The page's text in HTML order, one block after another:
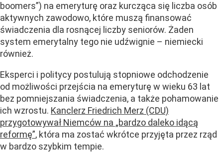
boomers”) na emeryturę oraz kurcząca się liczba osób
aktywnych zawodowo, które muszą finansować
świadczenia dla rosnącej liczby seniorów. Żaden
system emerytalny tego nie udźwignie – niemiecki
również.
Eksperci i politycy postulują stopniowe odchodzenie
od możliwości przejścia na emeryturę w wieku 63 lat
bez pomniejszania świadczenia, a także pohamowanie
ich wzrostu. Kanclerz Friedrich Merz (CDU)
przygotowywał Niemców na „bardzo daleko idącą
reformę”, która ma zostać wkrótce przyjęta przez rząd
w bardzo szybkim tempie.